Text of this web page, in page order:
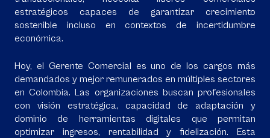
estratégicos capaces de garantizar crecimiento
sostenible incluso en contextos de incertidumbre
económica.
Hoy, el Gerente Comercial es uno de los cargos más
demandados y mejor remunerados en múltiples sectores
en Colombia. Las organizaciones buscan profesionales
con visión estratégica, capacidad de adaptación y
dominio de herramientas digitales que permitan
optimizar ingresos, rentabilidad y fidelización. Esta